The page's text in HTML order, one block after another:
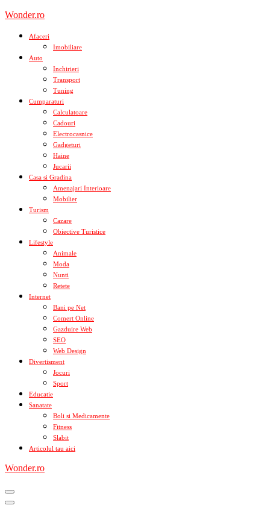
Skip
content
Wonder.ro
Afaceri
Imobiliare
Auto
Inchirieri
Transport
Tuning
Cumparaturi
Calculatoare
Cadouri
Electrocasnice
Gadgeturi
Haine
Jucarii
Casa si Gradina
Amenajari Interioare
Mobilier
Turism
Cazare
Obiective Turistice
Lifestyle
Animale
Moda
Nunti
Retete
Internet
Bani pe Net
Comert Online
Gazduire Web
SEO
Web Design
Divertisment
Jocuri
Sport
Educatie
Sanatate
Boli si Medicamente
Fitness
Slabit
Articolul tau aici
Wonder.ro